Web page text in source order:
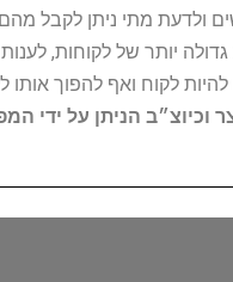
מתי ניתן לקבל מהם
יותר של לקוחות,
לקוח ואף להפוך אותו
וכיוצ״ב הניתן על ידי